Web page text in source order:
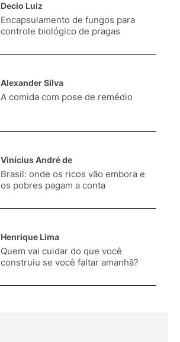
Decio Luiz
Encapsulamento de fungos para
controle biológico de pragas
Alexander Silva
A comida com pose de remédio
Vinícius André de
Brasil: onde os ricos vão embora e
os pobres pagam a conta
Henrique Lima
Quem vai cuidar do que você
construiu se você faltar amanhã?